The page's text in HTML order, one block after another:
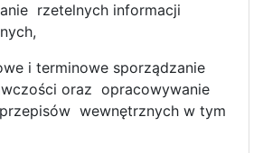
rzetelnych informacji
i terminowe sporządzanie
oraz opracowywanie
wewnętrznych w tym